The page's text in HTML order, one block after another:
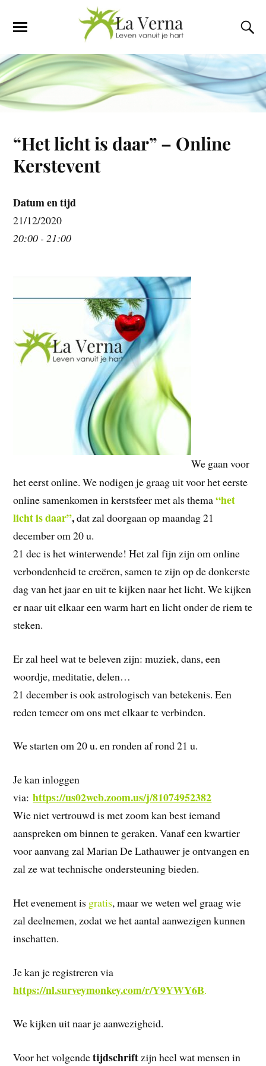
“Het licht is daar” – Online
Kerstevent
Datum en tijd
21/12/2020
20:00 - 21:00
We gaan voor
het eerst online. We nodigen je graag uit voor het eerste
online samenkomen in kerstsfeer met als thema“het
licht is daar”,dat zal doorgaan op maandag 21
december om 20 u.
21 dec is het winterwende! Het zal fijn zijn om online
verbondenheid te creëren, samen te zijn op de donkerste
dag van het jaar en uit te kijken naar het licht. We kijken
er naar uit elkaar een warm hart en licht onder de riem te
steken.
Er zal heel wat te beleven zijn: muziek, dans, een
woordje, meditatie, delen…
21 december is ook astrologisch van betekenis. Een
reden temeer om ons met elkaar te verbinden.
We starten om 20 u. en ronden af rond 21 u.
Je kan inloggen
via: https://us02web.zoom.us/j/81074952382
Wie niet vertrouwd is met zoom kan best iemand
aanspreken om binnen te geraken. Vanaf een kwartier
voor aanvang zal Marian De Lathauwer je ontvangen en
zal ze wat technische ondersteuning bieden.
Het evenement is gratis, maar we weten wel graag wie
zal deelnemen, zodat we het aantal aanwezigen kunnen
inschatten.
Je kan je registreren via
https://nl.surveymonkey.com/r/Y9YWY6B.
We kijken uit naar je aanwezigheid.
Voor het volgendetijdschriftzijn heel wat mensen in